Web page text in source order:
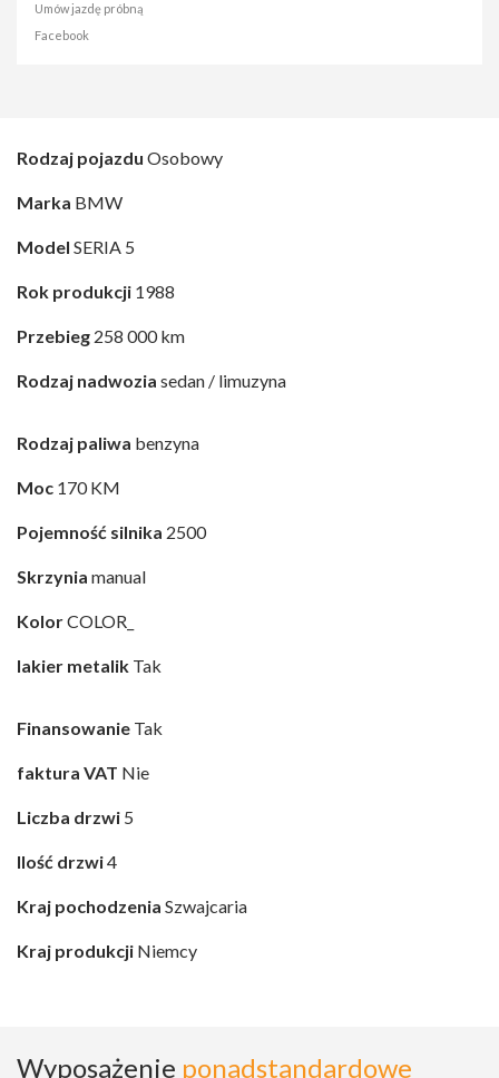
Umów jazdę próbną
Facebook
Rodzaj pojazdu Osobowy
Marka BMW
Model SERIA 5
Rok produkcji 1988
Przebieg 258 000 km
Rodzaj nadwozia sedan / limuzyna
Rodzaj paliwa benzyna
Moc 170 KM
Pojemność silnika 2500
Skrzynia manual
KolorCOLOR_
lakier metalik Tak
Finansowanie Tak
faktura VAT Nie
Liczba drzwi 5
Ilość drzwi4
Kraj pochodzenia Szwajcaria
Kraj produkcji Niemcy
Wyposażenie ponadstandardowe